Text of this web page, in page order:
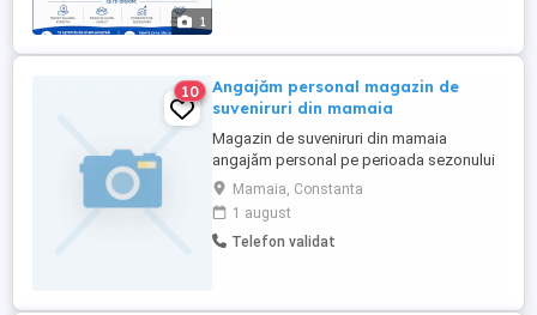
1
10
Angajăm personal magazin de
suveniruri din mamaia
Magazin de suveniruri din mamaia
angajăm personal pe perioada sezonului
estival ! Salariul atractiv , mai multe detalii
la telefon !
Mamaia, Constanta
1 august
Telefon validat